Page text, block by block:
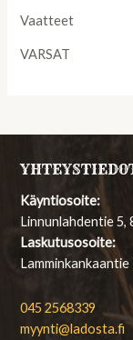
Vaatteet
VARSAT
Käyntiosoite:
Linnunlahdentie 5,
Laskutusosoite:
045 2568339
myynti@ladosta.fi